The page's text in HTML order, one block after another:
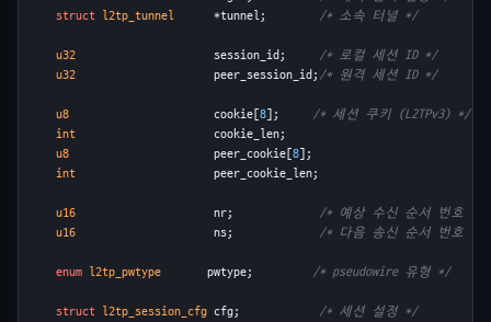
struct
l2tp_tunnel
      *tunnel;
/* 소속 터널 */
u32
                     session_id;
/* 로컬 세션 ID */
u32
                     peer_session_id;
/* 원격 세션 ID */
u8
                      cookie[
8];
/* 세션 쿠키 (L2TPv3) */
int
                     cookie_len;
u8
                      peer_cookie[
8];
int
                     peer_cookie_len;
u16
                     nr;
/* 예상 수신 순서 번호 */
u16
                     ns;
/* 다음 송신 순서 번호 */
enum l2tp_pwtype
       pwtype;
/* pseudowire 유형 */
struct l2tp_session_cfg cfg;
/* 세션 설정 */